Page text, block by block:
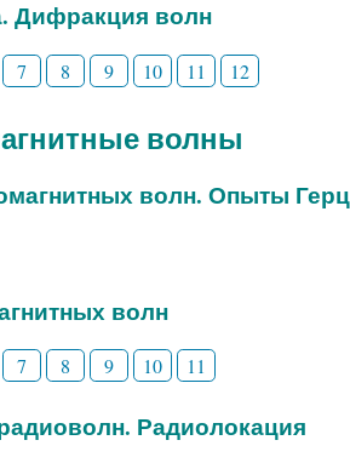
Дифракция волн
7 8 9 10 11 12
волны
волн. Опыты
волн
7 8 9 10 11
Радиолокация